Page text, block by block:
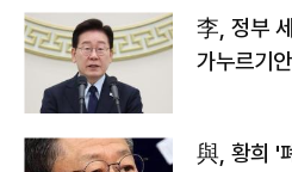
李, 정부
가누르기
與, 황희 '